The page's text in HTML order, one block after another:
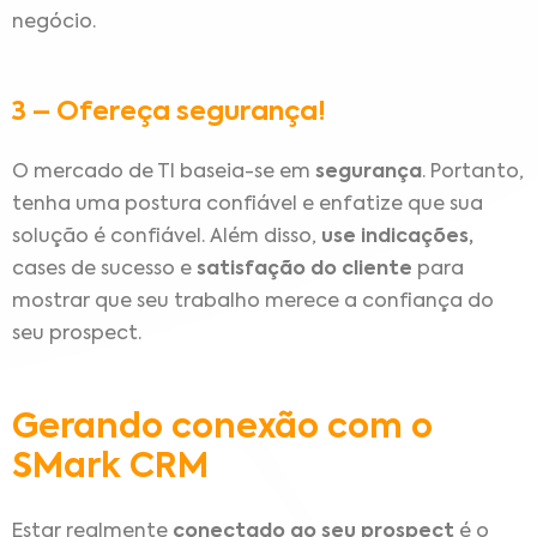
negócio.
3 – Ofereça segurança!
O mercado de TI baseia-se em segurança. Portanto,
tenha uma postura confiável e enfatize que sua
solução é confiável. Além disso, use indicações,
cases de sucesso e satisfação do cliente para
mostrar que seu trabalho merece a confiança do
seu prospect.
Gerando conexão com o
SMark CRM
Estar realmente conectado ao seu prospect é o